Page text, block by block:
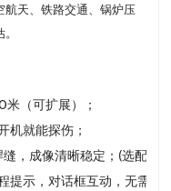
航天、铁路交通、锅炉压
（可扩展）；
机就能探伤；
，成像清晰稳定；(选配)
提示，对话框互动，无需看